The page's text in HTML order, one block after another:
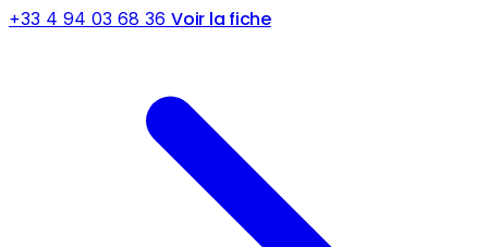
+33 4 94 03 68 36 Voir la fiche